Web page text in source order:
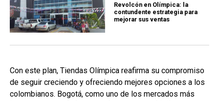
Revolcón en Olímpica: la
contundente estrategia para
mejorar sus ventas
Con este plan, Tiendas Olímpica reafirma su compromiso
de seguir creciendo y ofreciendo mejores opciones a los
colombianos. Bogotá, como uno de los mercados más